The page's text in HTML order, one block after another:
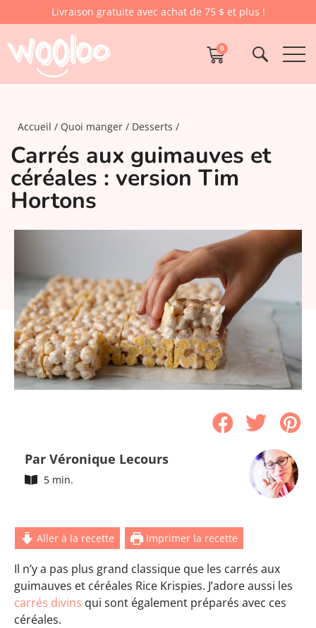
Livraison gratuite avec achat de 75 $ et plus !
0
Accueil Quoi manger Desserts
Carrés aux guimauves et
céréales : version Tim
Hortons
Par Véronique Lecours
5 min.
Aller à la recette Imprimer la recette
Il n’y a pas plus grand classique que les carrés aux
guimauves et céréales Rice Krispies. J’adore aussi les
carrés divins qui sont également préparés avec ces
céréales.